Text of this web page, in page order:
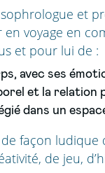
et
voyage en
et pour lui de :
avec ses
et la relation
dans un
façon
de jeu,